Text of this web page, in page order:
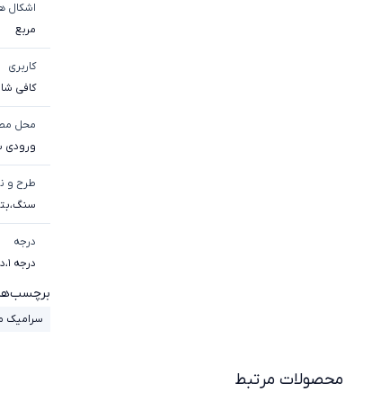
اشکال
مربع
کاربری
کافی
محل
ورودی
طرح و
سنگ،
درجه
درجه 1 ،
سرامیک
محصولات مرتبط